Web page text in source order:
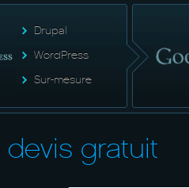
Drupal
WordPress
Sur-mesure
devis gratuit